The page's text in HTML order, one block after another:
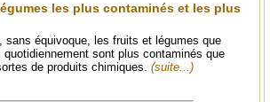
les plus contaminés et les plus
sans équivoque, les fruits et légumes que
sont plus contaminés que
de produits chimiques. (suite...)